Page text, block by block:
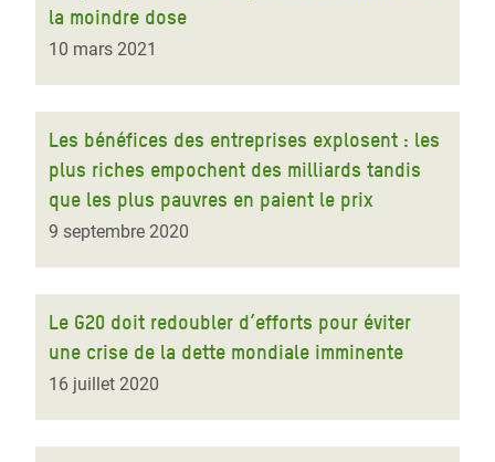
la moindre dose
10 mars 2021
Les bénéfices des entreprises explosent : les
plus riches empochent des milliards tandis
que les plus pauvres en paient le prix
9 septembre 2020
Le G20 doit redoubler d’efforts pour éviter
une crise de la dette mondiale imminente
16 juillet 2020